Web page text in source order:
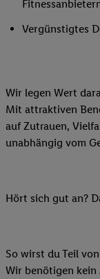
Vergünstigtes
Wir legen Wert
Mit attraktiven
auf Zutrauen,
unabhängig vom
Hört sich gut an?
So wirst du Teil
Wir benötigen kein